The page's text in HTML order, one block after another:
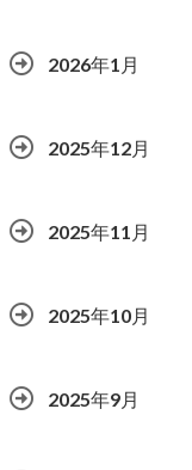
2026年1月
2025年12月
2025年11月
2025年10月
2025年9月